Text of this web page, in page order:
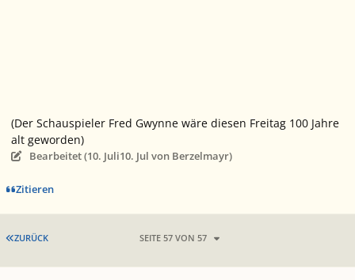
(Der Schauspieler Fred Gwynne wäre diesen Freitag 100 Jahre
alt geworden)
Bearbeitet (10. Juli10. Jul von Berzelmayr)
Zitieren
ERSTE SEITE
ZURÜCK SEITE 57 VON 57